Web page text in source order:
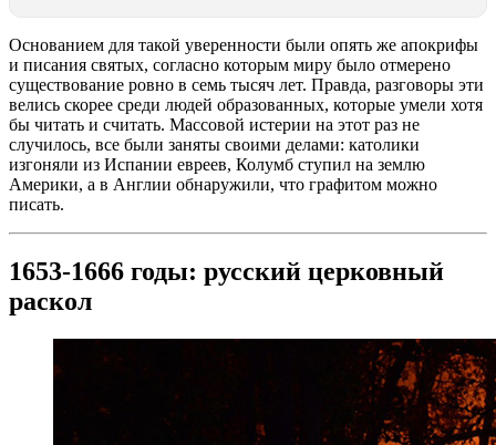
Основанием для такой уверенности были опять же апокрифы
и писания святых, согласно которым миру было отмерено
существование ровно в семь тысяч лет. Правда, разговоры эти
велись скорее среди людей образованных, которые умели хотя
бы читать и считать. Массовой истерии на этот раз не
случилось, все были заняты своими делами: католики
изгоняли из Испании евреев, Колумб ступил на землю
Америки, а в Англии обнаружили, что графитом можно
писать.
1653-1666 годы: русский церковный
раскол